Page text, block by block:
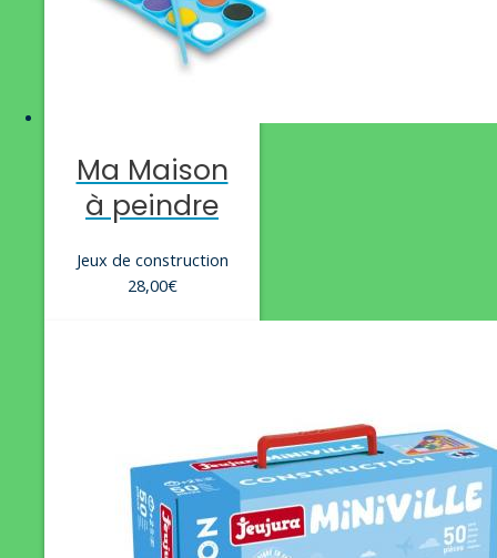
Ma Maison
à peindre
Jeux de construction
28,00€